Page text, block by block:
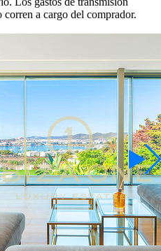
a cargo del comprador.